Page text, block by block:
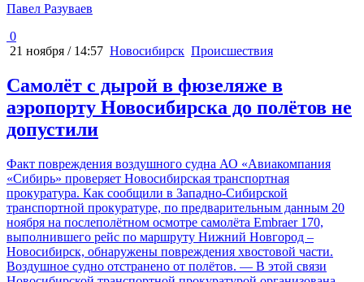
Павел Разуваев
0
21 ноября / 14:57 Новосибирск Происшествия
Самолёт с дырой в фюзеляже в
аэропорту Новосибирска до полётов не
допустили
Факт повреждения воздушного судна АО «Авиакомпания
«Сибирь» проверяет Новосибирская транспортная
прокуратура. Как сообщили в Западно-Сибирской
транспортной прокуратуре, по предварительным данным 20
ноября на послеполётном осмотре самолёта Embraer 170,
выполнившего рейс по маршруту Нижний Новгород –
Новосибирск, обнаружены повреждения хвостовой части.
Воздушное судно отстранено от полётов. — В этой связи